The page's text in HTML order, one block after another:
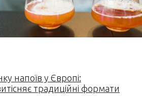
напоїв у Європі:
традиційні формати